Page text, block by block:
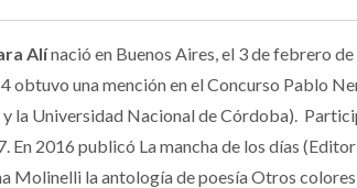
Alínació en Buenos Aires, el 3 de febrero
obtuvo una mención en el Concurso Pablo
la Universidad Nacional de Córdoba).
En 2016 publicó La mancha de los días
Molinelli la antología de poesía Otros